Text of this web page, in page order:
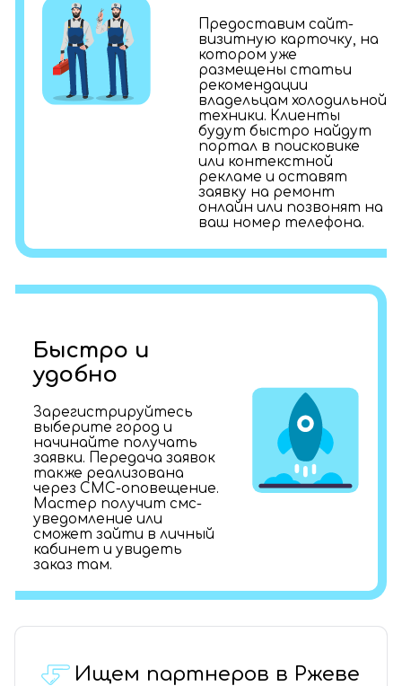
Предоставим сайт-
визитную карточку, на
котором уже
размещены статьи
рекомендации
владельцам холодильной
техники. Клиенты
будут быстро найдут
портал в поисковике
или контекстной
рекламе и оставят
заявку на ремонт
онлайн или позвонят на
ваш номер телефона.
Быстро и
удобно
Зарегистрируйтесь
выберите город и
начинайте получать
заявки. Передача заявок
также реализована
через СМС-оповещение.
Мастер получит смс-
уведомление или
сможет зайти в личный
кабинет и увидеть
заказ там.
Ищем партнеров в Ржеве